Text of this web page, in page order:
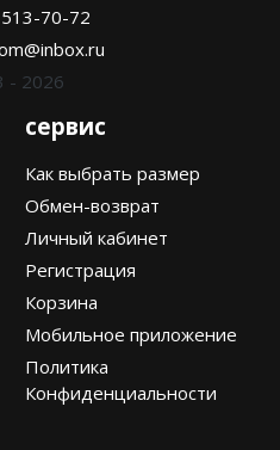
70-72
- 2026
сервис
Как выбрать размер
Обмен-возврат
Личный кабинет
Регистрация
Корзина
Мобильное приложение
Политика
Конфиденциальности